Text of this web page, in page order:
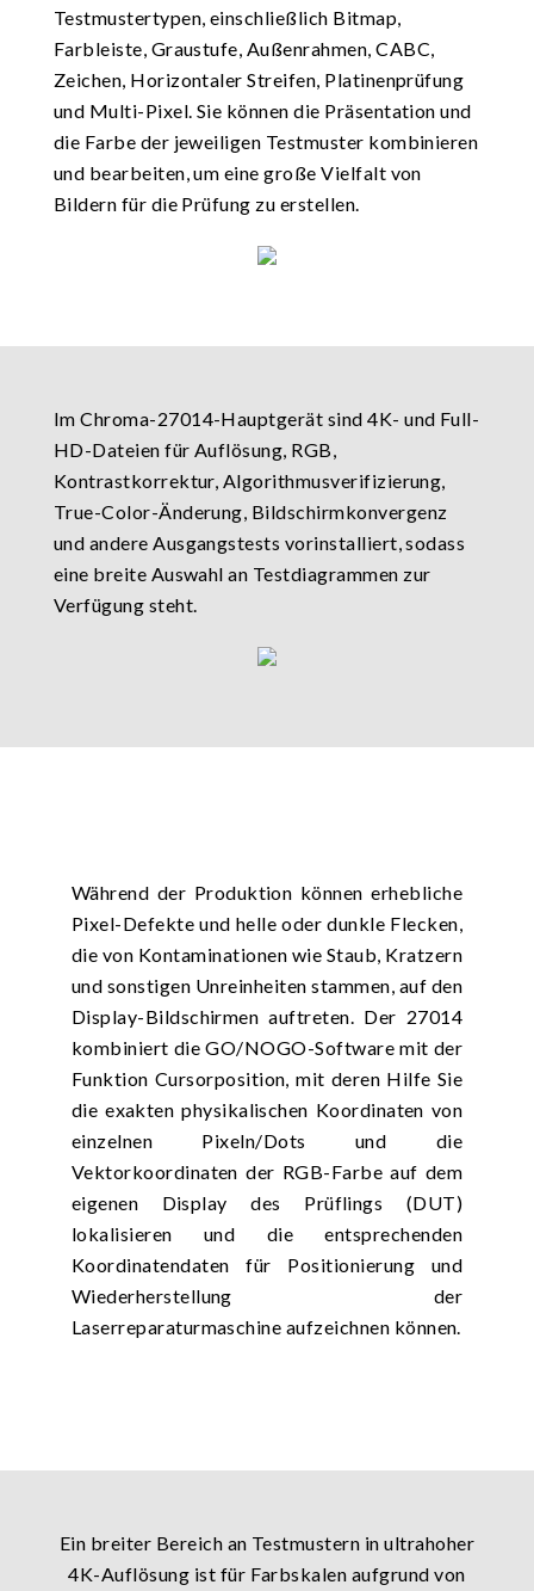
Testmustertypen, einschließlich Bitmap,
Farbleiste, Graustufe, Außenrahmen, CABC,
Zeichen, Horizontaler Streifen, Platinenprüfung
und Multi-Pixel. Sie können die Präsentation und
die Farbe der jeweiligen Testmuster kombinieren
und bearbeiten, um eine große Vielfalt von
Bildern für die Prüfung zu erstellen.
Im Chroma-27014-Hauptgerät sind 4K- und Full-
HD-Dateien für Auflösung, RGB,
Kontrastkorrektur, Algorithmusverifizierung,
True-Color-Änderung, Bildschirmkonvergenz
und andere Ausgangstests vorinstalliert, sodass
eine breite Auswahl an Testdiagrammen zur
Verfügung steht.
Während der Produktion können erhebliche
Pixel-Defekte und helle oder dunkle Flecken,
die von Kontaminationen wie Staub, Kratzern
und sonstigen Unreinheiten stammen, auf den
Display-Bildschirmen auftreten. Der 27014
kombiniert die GO/NOGO-Software mit der
Funktion Cursorposition, mit deren Hilfe Sie
die exakten physikalischen Koordinaten von
einzelnen Pixeln/Dots und die
Vektorkoordinaten der RGB-Farbe auf dem
eigenen Display des Prüflings (DUT)
lokalisieren und die entsprechenden
Koordinatendaten für Positionierung und
Wiederherstellung der
Laserreparaturmaschine aufzeichnen können.
Ein breiter Bereich an Testmustern in ultrahoher
4K-Auflösung ist für Farbskalen aufgrund von